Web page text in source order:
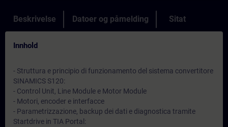
Beskrivelse Datoer og påmelding Sitat
Innhold
- Struttura e principio di funzionamento del sistema convertitore
SINAMICS S120:
- Control Unit, Line Module e Motor Module
- Motori, encoder e interfacce
- Parametrizzazione, backup dei dati e diagnostica tramite
Startdrive in TIA Portal: